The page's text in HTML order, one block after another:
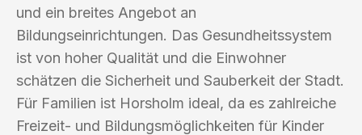
und ein breites Angebot an
Bildungseinrichtungen. Das Gesundheitssystem
ist von hoher Qualität und die Einwohner
schätzen die Sicherheit und Sauberkeit der Stadt.
Für Familien ist Horsholm ideal, da es zahlreiche
Freizeit- und Bildungsmöglichkeiten für Kinder